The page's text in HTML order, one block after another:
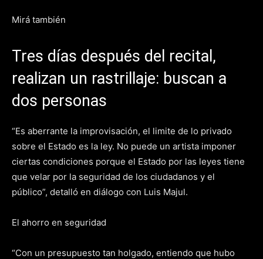
Mirá también
Tres días después del recital,
realizan un rastrillaje: buscan a
dos personas
“Es aberrante la improvisación, el limite de lo privado
sobre el Estado es la ley. No puede un artista imponer
ciertas condiciones porque el Estado por las leyes tiene
que velar por la seguridad de los ciudadanos y el
público”, detalló en diálogo con Luis Majul.
El ahorro en seguridad
“Con un presupuesto tan holgado, entiendo que hubo